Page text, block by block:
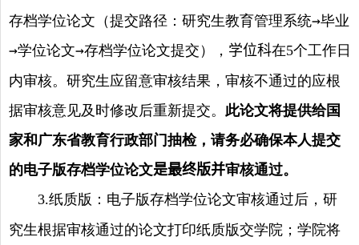
存档学位论文（提交路径：研究生教育管理系统→毕业
→学位论文→存档学位论文提交）， 学位科在5个工作日
内审核。研究生应留意审核结果，审核不通过的应根
据审核意见及时修改后重新提交。 此论文将提供给国
家和广东省教育行政部门抽检，请务必确保本人提交
的电子版存档学位论文是最终版并审核通过。
3.纸质版：电子版存档学位论文审核通过后，研
究生根据审核通过的论文打印纸质版交学院；学院将